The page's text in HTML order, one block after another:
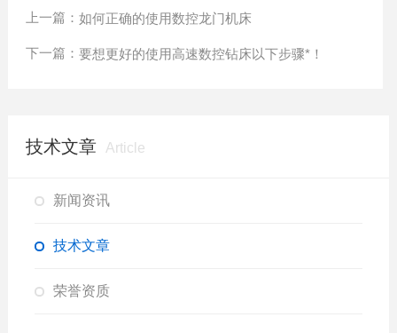
上一篇： 如何正确的使用数控龙门机床
下一篇： 要想更好的使用高速数控钻床以下步骤*！
技术文章 Article
新闻资讯
技术文章
荣誉资质